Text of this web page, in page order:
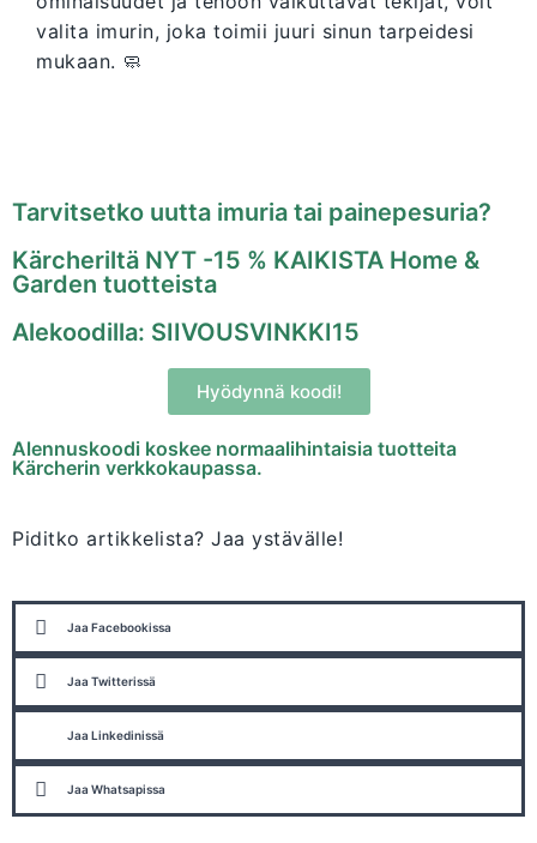
valita imurin, joka toimii juuri sinun tarpeidesi
mukaan. 🧼
Tarvitsetko uutta imuria tai painepesuria?
Kärcheriltä NYT -15 % KAIKISTA Home &
Garden tuotteista
Alekoodilla: SIIVOUSVINKKI15
Hyödynnä koodi!
Alennuskoodi koskee normaalihintaisia tuotteita
Kärcherin verkkokaupassa.
Piditko artikkelista? Jaa ystävälle!
Jaa Facebookissa
Jaa Twitterissä
Jaa Linkedinissä
Jaa Whatsapissa